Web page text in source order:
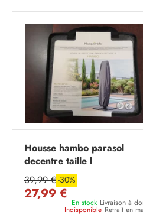
Housse hambo parasol
decentre taille l
39,99 €-30%
27,99 €
En stock Livraison à
Indisponible Retrait en